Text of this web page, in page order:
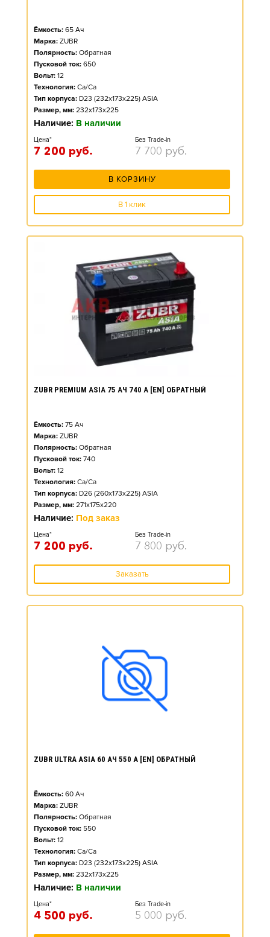
Ёмкость: 65 Ач
Марка: ZUBR
Полярность: Обратная
Пусковой ток: 650
Вольт: 12
Технология: Ca/Ca
Тип корпуса: D23 (232x173x225) ASIA
Размер, мм: 232x173x225
Наличие: В наличии
Цена*
7 200 руб.
Без Trade-in
7 700 руб.
В КОРЗИНУ
В 1 клик
ZUBR PREMIUM ASIA 75 АЧ 740 А [EN] ОБРАТНЫЙ
Ёмкость: 75 Ач
Марка: ZUBR
Полярность: Обратная
Пусковой ток: 740
Вольт: 12
Технология: Ca/Ca
Тип корпуса: D26 (260x173x225) ASIA
Размер, мм: 271x175x220
Наличие: Под заказ
Цена*
7 200 руб.
Без Trade-in
7 800 руб.
Заказать
ZUBR ULTRA ASIA 60 АЧ 550 А [EN] ОБРАТНЫЙ
Ёмкость: 60 Ач
Марка: ZUBR
Полярность: Обратная
Пусковой ток: 550
Вольт: 12
Технология: Ca/Ca
Тип корпуса: D23 (232x173x225) ASIA
Размер, мм: 232x173x225
Наличие: В наличии
Цена*
4 500 руб.
Без Trade-in
5 000 руб.